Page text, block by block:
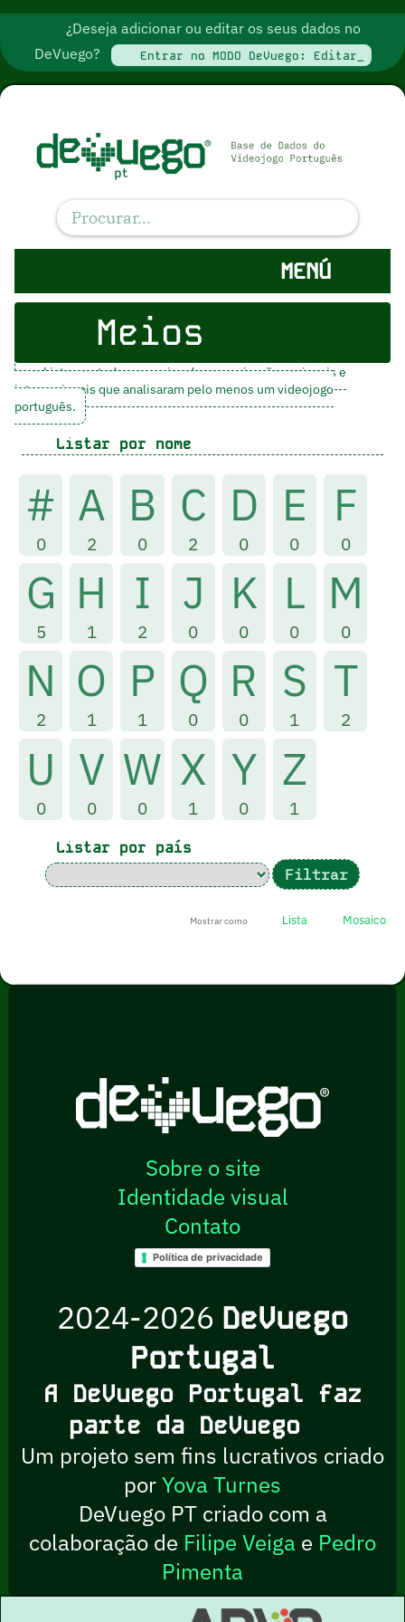
¿Deseja adicionar ou editar os seus dados no
DeVuego?
Entrar no MODO DeVuego: Editar_
MENÚ
Meios
Listamos todos os meios de comunicação nacionais e
internacionais que analisaram pelo menos um videojogo
português.
Listar por nome
#
0
A
2
B
0
C
2
D
0
E
0
F
0
G
5
H
1
I
2
J
0
K
0
L
0
M
0
N
2
O
1
P
1
Q
0
R
0
S
1
T
2
U
0
V
0
W
0
X
1
Y
0
Z
1
Listar por país
Mostrar como Lista Mosaico
Sobre o site
Identidade visual
Contato
Política de privacidade
2024-2026 DeVuego
Portugal
A DeVuego Portugal faz
parte da DeVuego
Um projeto sem fins lucrativos criado
porYova Turnes
DeVuego PT criado com a
colaboração de Filipe Veiga e Pedro
Pimenta